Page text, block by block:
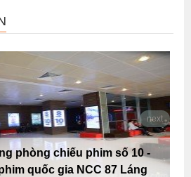
phòng chiếu phim số 10 -
quốc gia NCC 87 Láng
next